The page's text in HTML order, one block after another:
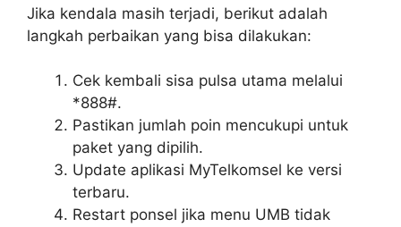
Jika kendala masih terjadi, berikut adalah
langkah perbaikan yang bisa dilakukan:
Cek kembali sisa pulsa utama melalui
*888#.
Pastikan jumlah poin mencukupi untuk
paket yang dipilih.
Update aplikasi MyTelkomsel ke versi
terbaru.
Restart ponsel jika menu UMB tidak